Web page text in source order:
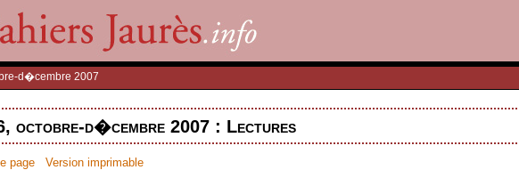
d�cembre 2007
octobre-d�cembre 2007 : Lectures
page
Version imprimable